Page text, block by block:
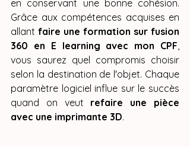
en conservant une bonne cohésion.
Grâce aux compétences acquises en
allant faire une formation sur fusion
360 en E learning avec mon CPF,
vous saurez quel compromis choisir
selon la destination de l'objet. Chaque
paramètre logiciel influe sur le succès
quand on veut refaire une pièce
avec une imprimante 3D.